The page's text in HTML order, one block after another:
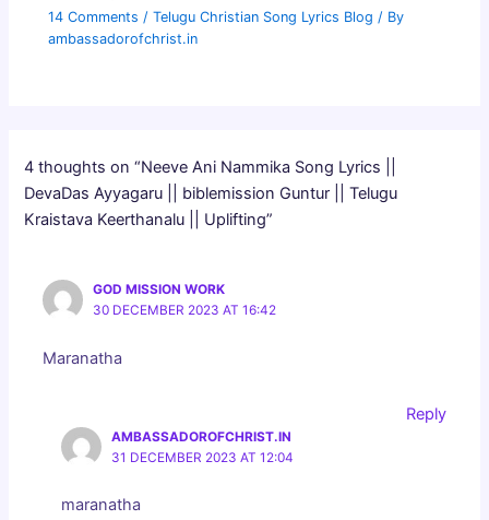
14 Comments /Telugu Christian Song Lyrics Blog / By
ambassadorofchrist.in
4 thoughts on “Neeve Ani Nammika Song Lyrics ||
DevaDas Ayyagaru || biblemission Guntur || Telugu
Kraistava Keerthanalu || Uplifting”
GOD MISSION WORK
30 DECEMBER 2023 AT 16:42
Maranatha
Reply
AMBASSADOROFCHRIST.IN
31 DECEMBER 2023 AT 12:04
maranatha